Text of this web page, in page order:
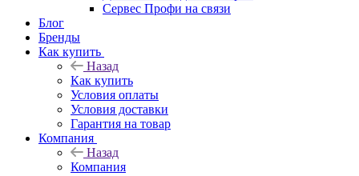
Сервес Профи на связи
Блог
Бренды
Как купить
Назад
Как купить
Условия оплаты
Условия доставки
Гарантия на товар
Компания
Назад
Компания